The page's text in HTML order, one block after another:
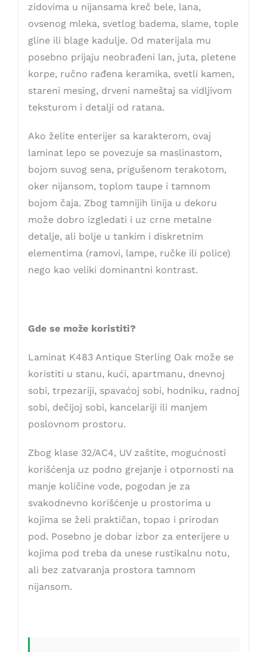
zidovima u nijansama kreč bele, lana,
ovsenog mleka, svetlog badema, slame, tople
gline ili blage kadulje. Od materijala mu
posebno prijaju neobrađeni lan, juta, pletene
korpe, ručno rađena keramika, svetli kamen,
stareni mesing, drveni nameštaj sa vidljivom
teksturom i detalji od ratana.
Ako želite enterijer sa karakterom, ovaj
laminat lepo se povezuje sa maslinastom,
bojom suvog sena, prigušenom terakotom,
oker nijansom, toplom taupe i tamnom
bojom čaja. Zbog tamnijih linija u dekoru
može dobro izgledati i uz crne metalne
detalje, ali bolje u tankim i diskretnim
elementima (ramovi, lampe, ručke ili police)
nego kao veliki dominantni kontrast.
Gde se može koristiti?
Laminat K483 Antique Sterling Oak može se
koristiti u stanu, kući, apartmanu, dnevnoj
sobi, trpezariji, spavaćoj sobi, hodniku, radnoj
sobi, dečijoj sobi, kancelariji ili manjem
poslovnom prostoru.
Zbog klase 32/AC4, UV zaštite, mogućnosti
korišćenja uz podno grejanje i otpornosti na
manje količine vode, pogodan je za
svakodnevno korišćenje u prostorima u
kojima se želi praktičan, topao i prirodan
pod. Posebno je dobar izbor za enterijere u
kojima pod treba da unese rustikalnu notu,
ali bez zatvaranja prostora tamnom
nijansom.